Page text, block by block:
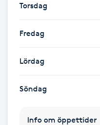
Gel naglar
Gelenaglar
Gellack
Gellack med förstärkning
Torsdag
Fredag
Lördag
Söndag
Info om öppettider